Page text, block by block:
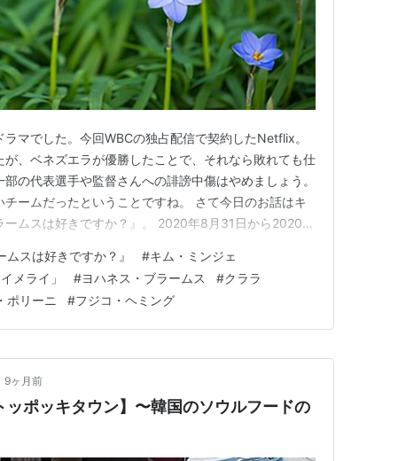
マでした。今回WBCの独占配信で契約したNetflix。
、ベネズエラが優勝したことで、それなら敗れても仕
の代表選手や監督さんへの誹謗中傷はやめましょう。
ームだったということですね。 さて今日のお話はキ
ームスは好きですか？』。 2020年8月31日から2020年
で、今回Netflixでとても楽しみにしていたドラマの
ムスは好きですか？』 #キム・ミンジェ
メライ」 #ヨハネス・ブラームス #クララ
ポリーニ #フジコ・ヘミング
9ヶ月前
ポッキタウン】〜韓国のソウルフードの